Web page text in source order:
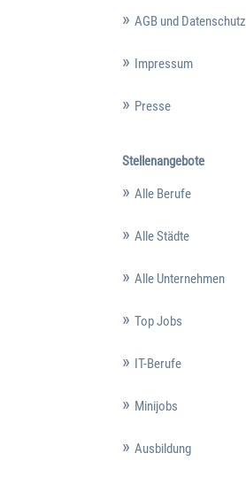
AGB und Datenschutz
Impressum
Presse
Stellenangebote
Alle Berufe
Alle Städte
Alle Unternehmen
Top Jobs
IT-Berufe
Minijobs
Ausbildung